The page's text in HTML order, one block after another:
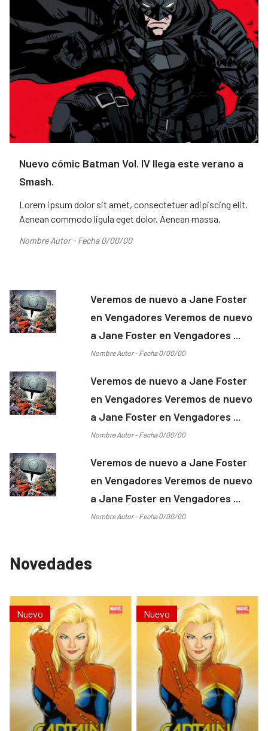
Nuevo cómic Batman Vol. IV llega este verano a
Smash.
Lorem ipsum dolor sit amet, consectetuer adipiscing elit.
Aenean commodo ligula eget dolor. Aenean massa.
Nombre Autor - Fecha 0/00/00
Veremos de nuevo a Jane Foster
en Vengadores Veremos de nuevo
a Jane Foster en Vengadores ...
Nombre Autor - Fecha 0/00/00
Veremos de nuevo a Jane Foster
en Vengadores Veremos de nuevo
a Jane Foster en Vengadores ...
Nombre Autor - Fecha 0/00/00
Veremos de nuevo a Jane Foster
en Vengadores Veremos de nuevo
a Jane Foster en Vengadores ...
Nombre Autor - Fecha 0/00/00
Novedades
Nuevo Nuevo